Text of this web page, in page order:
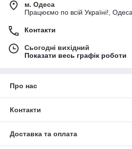
м. Одеса
Працюємо по всій Україні!,
Контакти
Сьогодні вихідний
Показати весь графік роботи
Про нас
Контакти
Доставка та оплата